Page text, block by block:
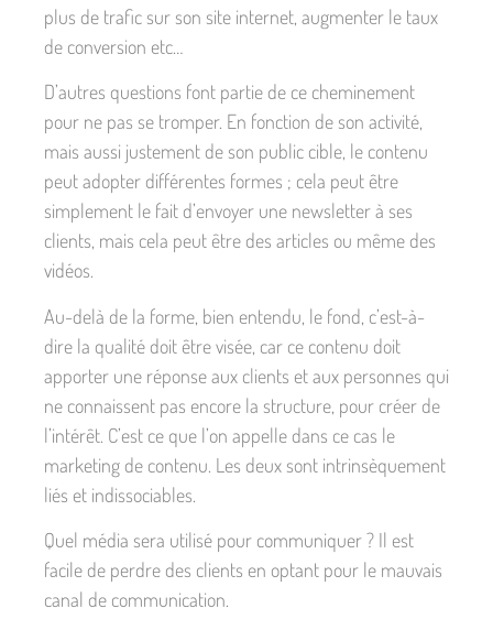
plus de trafic sur son site internet, augmenter le taux
de conversion etc…
D’autres questions font partie de ce cheminement
pour ne pas se tromper. En fonction de son activité,
mais aussi justement de son public cible, le contenu
peut adopter différentes formes ; cela peut être
simplement le fait d’envoyer une newsletter à ses
clients, mais cela peut être des articles ou même des
vidéos.
Au-delà de la forme, bien entendu, le fond, c’est-à-
dire la qualité doit être visée, car ce contenu doit
apporter une réponse aux clients et aux personnes qui
ne connaissent pas encore la structure, pour créer de
l’intérêt. C’est ce que l’on appelle dans ce cas le
marketing de contenu. Les deux sont intrinsèquement
liés et indissociables.
Quel média sera utilisé pour communiquer ? Il est
facile de perdre des clients en optant pour le mauvais
canal de communication.